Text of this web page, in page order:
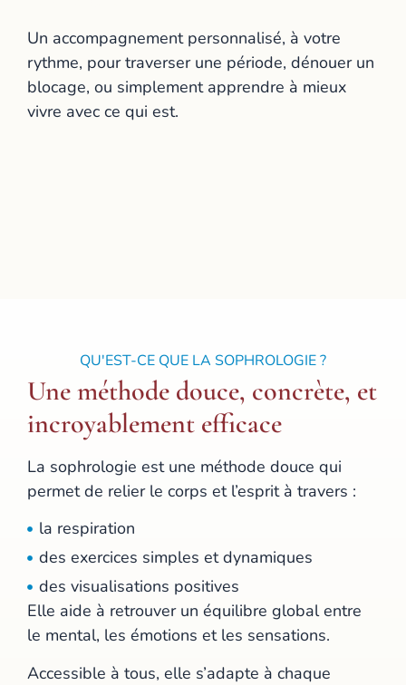
Un accompagnement personnalisé, à votre
rythme, pour traverser une période, dénouer un
blocage, ou simplement apprendre à mieux
vivre avec ce qui est.
QU'EST-CE QUE LA SOPHROLOGIE ?
Une méthode douce, concrète, et
incroyablement efficace
La sophrologie est une méthode douce qui
permet de relier le corps et l’esprit à travers :
la respiration
des exercices simples et dynamiques
des visualisations positives
Elle aide à retrouver un équilibre global entre
le mental, les émotions et les sensations.
Accessible à tous, elle s’adapte à chaque